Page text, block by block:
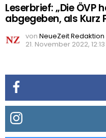
Leserbrief: „Die ÖVP
abgegeben, als Kurz
von NeueZeit Redaktion
21. November 2022, 12:13